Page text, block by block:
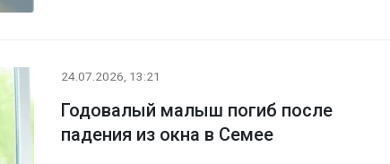
24.07.2026, 13:21
Годовалый малыш погиб после
падения из окна в Семее